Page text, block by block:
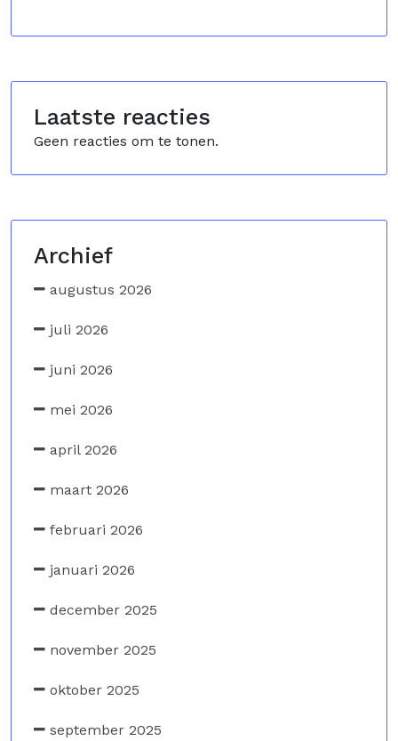
Laatste reacties
Geen reacties om te tonen.
Archief
augustus 2026
juli 2026
juni 2026
mei 2026
april 2026
maart 2026
februari 2026
januari 2026
december 2025
november 2025
oktober 2025
september 2025